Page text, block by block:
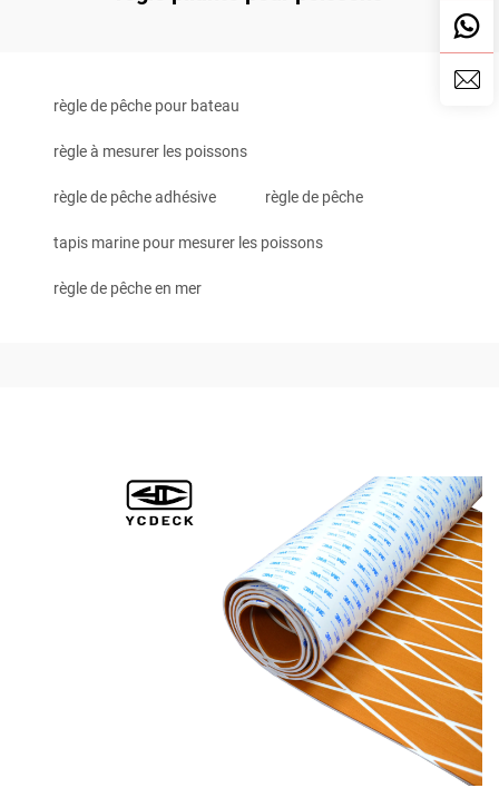
règle de pêche pour bateau
règle à mesurer les poissons
règle de pêche adhésive règle de pêche
tapis marine pour mesurer les poissons
règle de pêche en mer